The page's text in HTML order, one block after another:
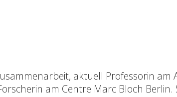
aktuell Professorin am
am Centre Marc Bloch Berlin.